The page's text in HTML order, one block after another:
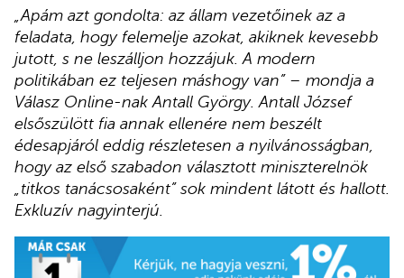
„Apám azt gondolta: az állam vezetőinek az a
feladata, hogy felemelje azokat, akiknek kevesebb
jutott, s ne leszálljon hozzájuk. A modern
politikában ez teljesen máshogy van” – mondja a
Válasz Online-nak Antall György. Antall József
elsőszülött fia annak ellenére nem beszélt
édesapjáról eddig részletesen a nyilvánosságban,
hogy az első szabadon választott miniszterelnök
„titkos tanácsosaként” sok mindent látott és hallott.
Exkluzív nagyinterjú.